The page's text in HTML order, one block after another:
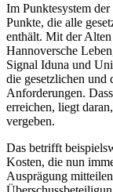
Im Punktesystem
Punkte, die alle
enthält. Mit der
Hannoversche
Signal Iduna und
die gesetzlichen und
Anforderungen.
erreichen, liegt
vergeben.
Das betrifft
Kosten, die nun
Ausprägung